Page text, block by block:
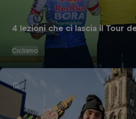
4 lezioni che ci lascia il Tour
Ciclismo